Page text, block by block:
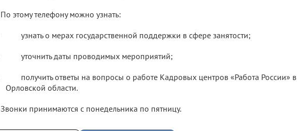
По этому телефону можно узнать:
узнать о мерах государственной поддержки в сфере занятости;
уточнить даты проводимых мероприятий;
получить ответы на вопросы о работе Кадровых центров «Работа России» в
Орловской области.
Звонки принимаются с понедельника по пятницу.